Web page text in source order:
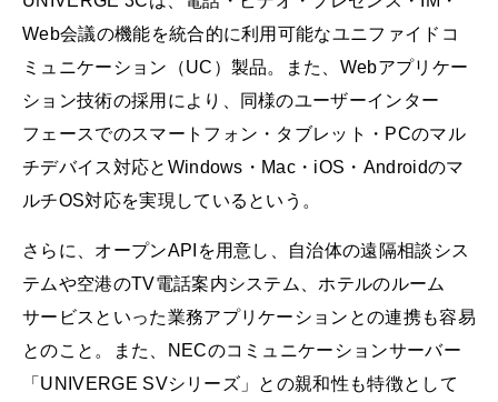
Web会議の機能を統合的に利用可能なユニファイドコ
ミュニケーション（UC）製品。また、Webアプリケー
ション技術の採用により、同様のユーザーインター
フェースでのスマートフォン・タブレット・PCのマル
チデバイス対応とWindows・Mac・iOS・Androidのマ
ルチOS対応を実現しているという。
さらに、オープンAPIを用意し、自治体の遠隔相談シス
テムや空港のTV電話案内システム、ホテルのルーム
サービスといった業務アプリケーションとの連携も容易
とのこと。また、NECのコミュニケーションサーバー
「UNIVERGE SVシリーズ」との親和性も特徴として